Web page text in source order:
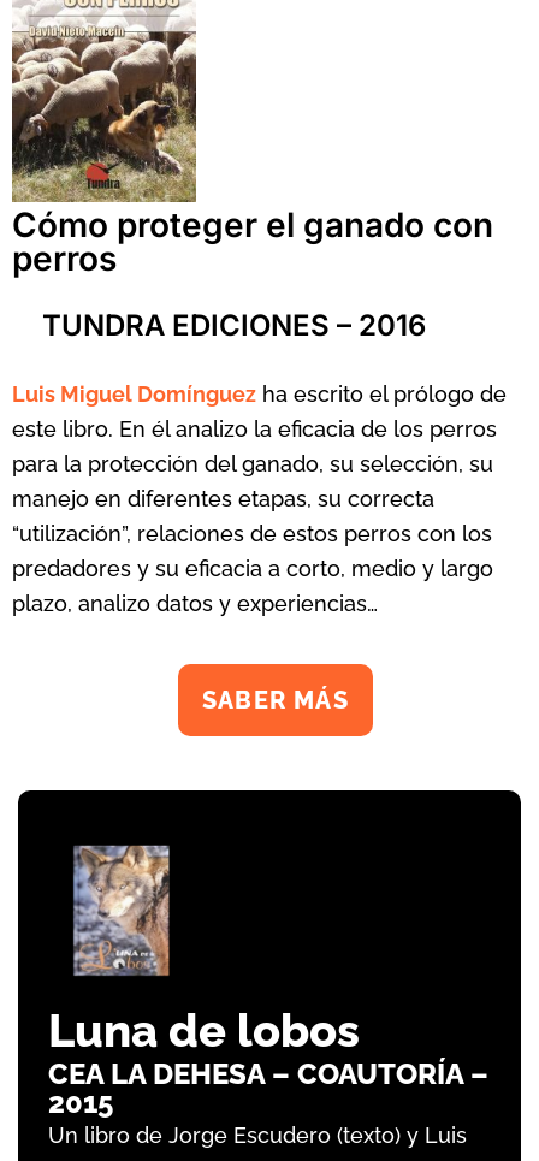
Cómo proteger el ganado con
perros
TUNDRA EDICIONES – 2016
Luis Miguel Domínguez ha escrito el prólogo de
este libro. En él analizo la eficacia de los perros
para la protección del ganado, su selección, su
manejo en diferentes etapas, su correcta
“utilización”, relaciones de estos perros con los
predadores y su eficacia a corto, medio y largo
plazo, analizo datos y experiencias…
SABER MÁS
Luna de lobos
CEA LA DEHESA – COAUTORÍA –
2015
Un libro de Jorge Escudero (texto) y Luis